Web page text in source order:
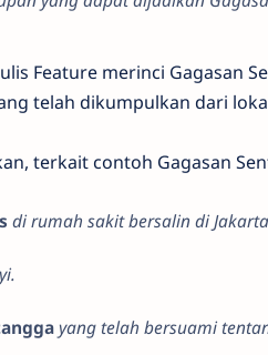
Feature merinci Gagasan
telah dikumpulkan dari
terkait contoh Gagasan
di rumah sakit bersalin di
yang telah bersuami